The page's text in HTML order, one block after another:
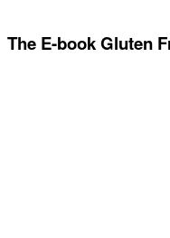
The E-book Gluten